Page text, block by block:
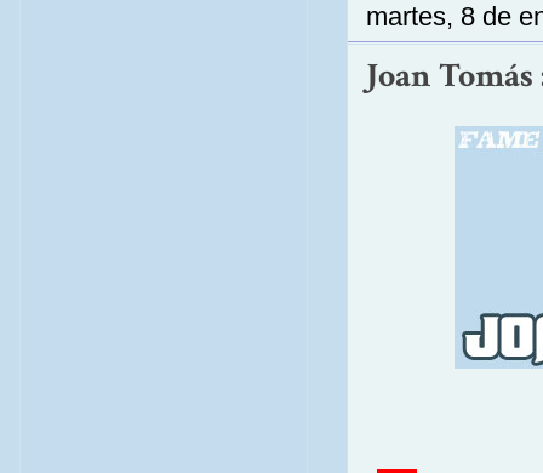
martes, 8 de
Joan